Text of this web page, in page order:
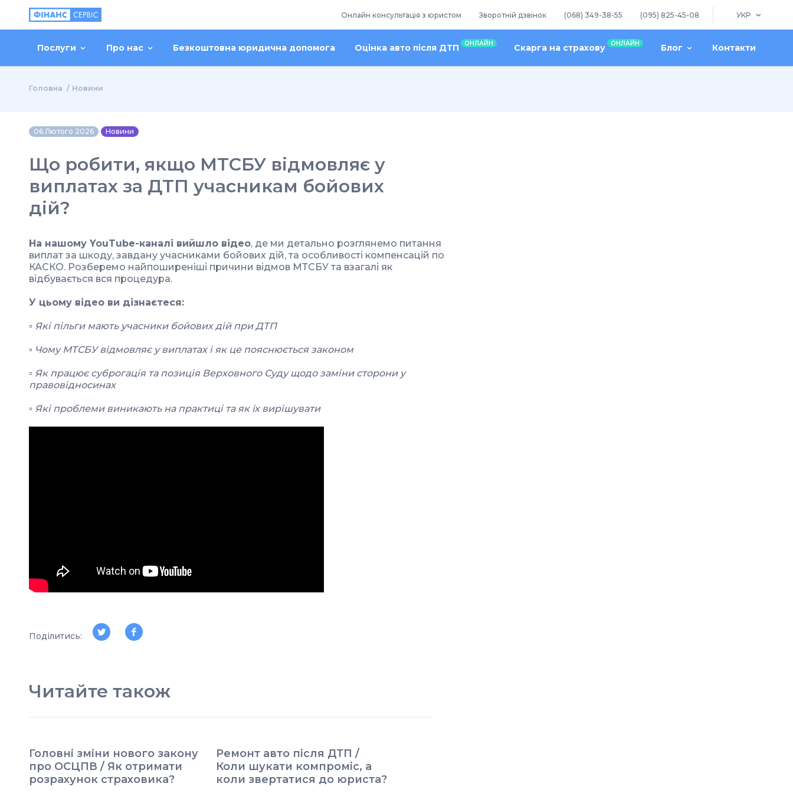
Онлайн консультація з юристом Зворотній дзвінок (068) 349-38-55 (095) 825-45-08 УКР
Послуги Про нас Безкоштовна юридична допомога Оцінка авто після ДТП ОНЛАЙН Скарга на страхову ОНЛАЙН Блог Контакти
Головна Новини
06 Лютого 2026 Новини
Що робити, якщо МТСБУ відмовляє у
виплатах за ДТП учасникам бойових
дій?
На нашому YouTube-каналі вийшло відео, де ми детально розглянемо питання
виплат за шкоду, завдану учасниками бойових дій, та особливості компенсацій по
КАСКО. Розберемо найпоширеніші причини відмов МТСБУ та взагалі як
відбувається вся процедура.
У цьому відео ви дізнаєтеся:
▫️ Які пільги мають учасники бойових дій при ДТП
▫️ Чому МТСБУ відмовляє у виплатах і як це пояснюється законом
▫️ Як працює суброгація та позиція Верховного Суду щодо заміни сторони у
правовідносинах
▫️ Які проблеми виникають на практиці та як їх вирішувати
Поділитись:
Читайте також
Головні зміни нового закону
про ОСЦПВ / Як отримати
розрахунок страховика?
Ремонт авто після ДТП /
Коли шукати компроміс, а
коли звертатися до юриста?